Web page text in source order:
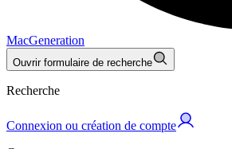
MacGeneration
Ouvrir formulaire de recherche
Recherche
Connexion ou création de compte